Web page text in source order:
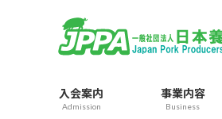
入会案内
Admission
事業内容
Business